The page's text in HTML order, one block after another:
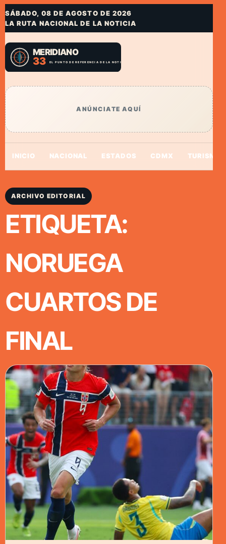
SÁBADO, 08 DE AGOSTO DE 2026
LA RUTA NACIONAL DE LA NOTICIA
ANÚNCIATE AQUÍ
INICIO NACIONAL ESTADOS CDMX TURISMO
ARCHIVO EDITORIAL
ETIQUETA:
NORUEGA
CUARTOS DE
FINAL